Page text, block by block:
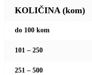
KOLIČINA (kom)
do 100 kom
101 – 250
251 – 500